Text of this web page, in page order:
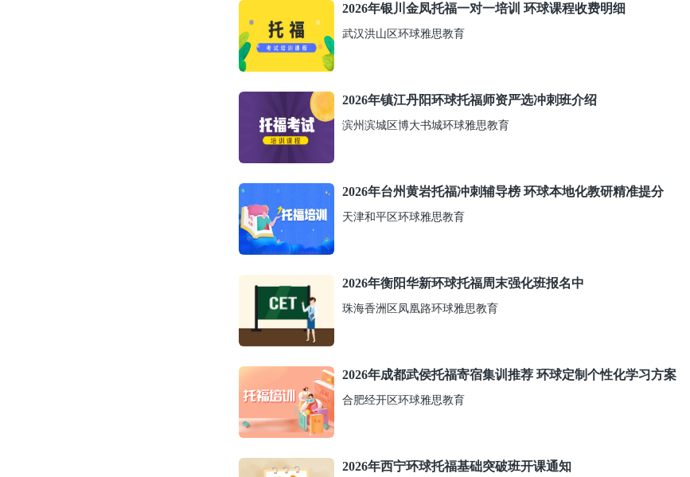
2026年银川金凤托福一对一培训 环球课程收费明细
武汉洪山区环球雅思教育
2026年镇江丹阳环球托福师资严选冲刺班介绍
滨州滨城区博大书城环球雅思教育
2026年台州黄岩托福冲刺辅导榜 环球本地化教研精准提分
天津和平区环球雅思教育
2026年衡阳华新环球托福周末强化班报名中
珠海香洲区凤凰路环球雅思教育
2026年成都武侯托福寄宿集训推荐 环球定制个性化学习方案
合肥经开区环球雅思教育
2026年西宁环球托福基础突破班开课通知